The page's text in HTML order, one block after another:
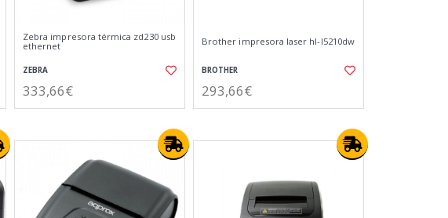
Zebra impresora térmica zd230 usb
ethernet
ZEBRA
333,66€
Brother impresora laser hl-l5210dw
BROTHER
293,66€